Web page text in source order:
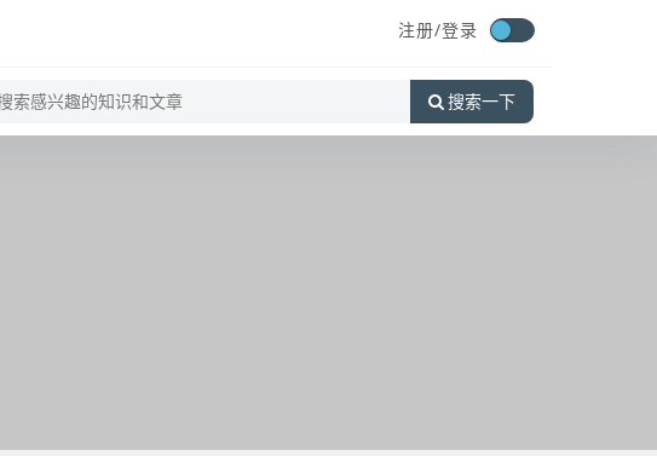
注册/登录
搜索一下